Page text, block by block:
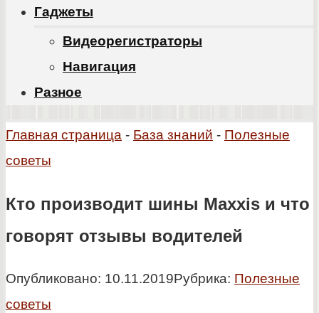
Гаджеты
Видеорегистраторы
Навигация
Разное
Главная страница - База знаний - Полезные
советы
Кто производит шины Maxxis и что
говорят отзывы водителей
Опубликовано: 10.11.2019Рубрика: Полезные
советы